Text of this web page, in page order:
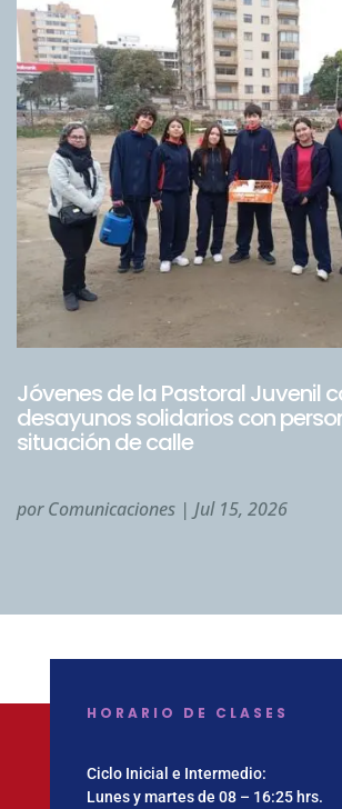
Jóvenes de la Pastoral Juvenil
desayunos solidarios con
situación de calle
porComunicaciones | Jul 15, 2026
HORARIO DE CLASES
Ciclo Inicial e Intermedio:
Lunes y martes de 08 – 16:25 hrs.